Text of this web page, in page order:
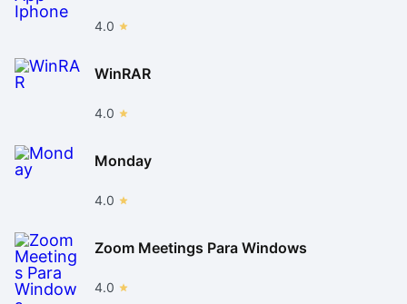
4.0
WinRAR
4.0
Monday
4.0
Zoom Meetings Para Windows
4.0